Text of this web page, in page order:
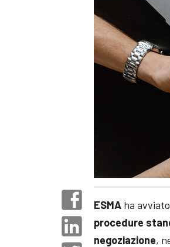
ESMA ha
procedure
negoziazione,